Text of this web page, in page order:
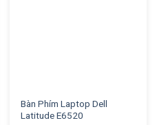
Bàn Phím Laptop Dell
Latitude E6520